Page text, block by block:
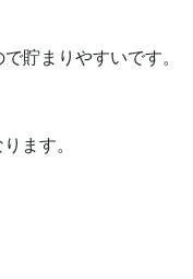
貯まりやすいです。
ます。